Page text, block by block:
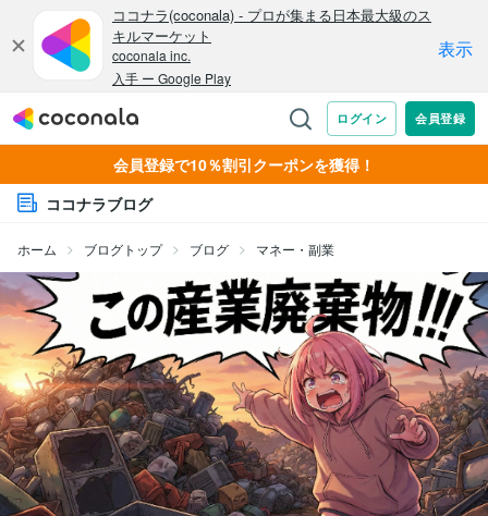
会員登録で10％割引クーポンを獲得！
ココナラブログ
ホーム ブログトップ ブログ マネー・副業